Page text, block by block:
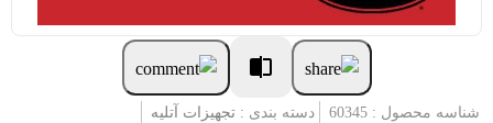
شناسه محصول : 60345 دسته بندی : تجهیزات آتلیه